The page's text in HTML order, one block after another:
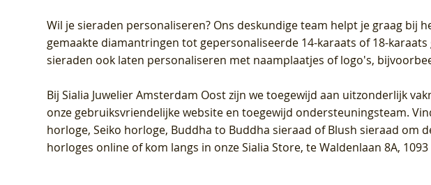
Wil je sieraden personaliseren? Ons deskundige team helpt je graag bij
gemaakte diamantringen tot gepersonaliseerde 14-karaats of 18-
sieraden ook laten personaliseren met naamplaatjes of logo's,
BijSialia Juwelier Amsterdam Oostzijn we toegewijd aan uitzonderlijk
onze gebruiksvriendelijke website en toegewijd ondersteuningsteam.
horloge, Seiko horloge, Buddha to Buddha sieraad of Blush sieraad om
horloges online of kom langs in onze Sialia Store, te Waldenlaan 8A,